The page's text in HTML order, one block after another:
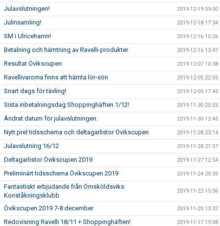
Julavslutningen! 2019-12-19 09:00
Julinsamling! 2019-12-18 17:34
SM i Ulricehamn! 2019-12-16 15:26
Betalning och hämtning av Ravelli-produkter 2019-12-16 13:47
Resultat Övikscupen 2019-12-07 10:38
Ravellivarorna finns att hämta lör-sön 2019-12-05 22:05
Snart dags för tävling! 2019-12-05 17:45
Sista inbetalningsdag Shoppinghäften 1/12! 2019-11-30 20:55
Ändrat datum för julavslutningen. 2019-11-30 12:45
Nytt prel tidsschema och deltagarlistor Övikscupen 2019-11-28 23:14
Julavslutning 16/12 2019-11-28 21:57
Deltagarlistor Övikscupen 2019 2019-11-27 12:54
Preliminärt tidsschema Övikscupen 2019 2019-11-24 20:35
Fantastiskt erbjudande från Örnsköldsviks
Konståkningsklubb
2019-11-22 15:06
Övikscupen 2019 7-8 december 2019-11-20 13:37
Redovisning Ravelli 18/11 + Shoppinghäften! 2019-11-17 19:08